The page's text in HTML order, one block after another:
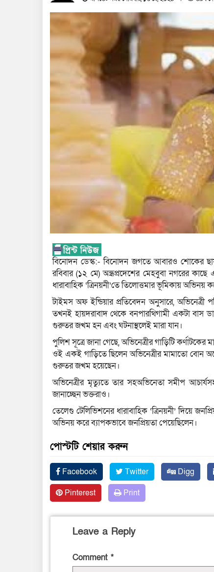
বিনোদন ডেস্ক:- বিনোদন জগতে আবারও শোকের
রবিবার (১২ মে) অন্ধ্রপ্রদেশের মেহবুবা নগরের
ধারাবাহিক ‘ত্রিনয়নী’তে তিলোত্তমার ভূমিকায় অভিনয়
টাইমস অফ ইন্ডিয়ার প্রতিবেদন অনুসারে, অভিনেত্রী
তখনই হায়দরাবাদ থেকে বনপারথিগামী একটা বাস
গুরুতর জখম হন এবং ঘটনাস্থলেই মারা যান।
পুলিশ সূত্রে জানা গেছে, অভিনেত্রীর গাড়িটি কর্ণাটকের
ওই একই গাড়িতে ছিলেন অভিনেত্রীর মামাতো বোন
গুরুতর জখম হয়েছেন।
অভিনেত্রীর মৃত্যুতে তার সহঅভিনেতা সমীপ
জানাচ্ছেন ভক্তরাও।
তেলেগু টেলিভিশনের ধারাবাহিক ‘ত্রিনয়নী’ দিয়ে
অভিনয় করে ব্যাপকভাবে জনপ্রিয়তা পেয়েছিলেন।
পোস্টটি শেয়ার করুন
Facebook Twitter Digg
Pinterest
Print
Leave a Reply
Comment *